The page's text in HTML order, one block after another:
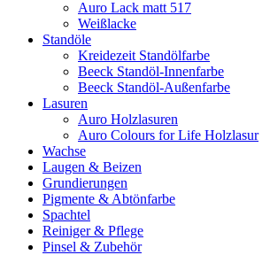
Auro Lack matt 517
Weißlacke
Standöle
Kreidezeit Standölfarbe
Beeck Standöl-Innenfarbe
Beeck Standöl-Außenfarbe
Lasuren
Auro Holzlasuren
Auro Colours for Life Holzlasur
Wachse
Laugen & Beizen
Grundierungen
Pigmente & Abtönfarbe
Spachtel
Reiniger & Pflege
Pinsel & Zubehör